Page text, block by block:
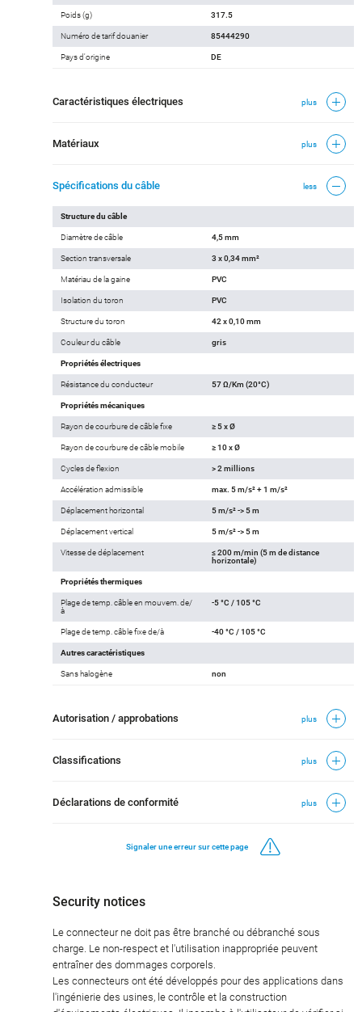
Poids (g) 317.5
Numéro de tarif douanier 85444290
Pays d'origine DE
Caractéristiques électriques plus
Matériaux plus
Spécifications du câble less
Structure du câble
Diamètre de câble 4,5 mm
Section transversale 3 x 0,34 mm²
Matériau de la gaine PVC
Isolation du toron PVC
Structure du toron 42 x 0,10 mm
Couleur du câble gris
Propriétés électriques
Résistance du conducteur 57 Ω/Km (20°C)
Propriétés mécaniques
Rayon de courbure de câble fixe ≥ 5 x Ø
Rayon de courbure de câble mobile ≥ 10 x Ø
Cycles de flexion > 2 millions
Accélération admissible max. 5 m/s² + 1 m/s²
Déplacement horizontal 5 m/s² -> 5 m
Déplacement vertical 5 m/s² -> 5 m
Vitesse de déplacement
≤ 200 m/min (5 m de distance
horizontale)
Propriétés thermiques
Plage de temp. câble en mouvem. de/
à
-5 °C / 105 °C
Plage de temp. câble fixe de/à -40 °C / 105 °C
Autres caractéristiques
Sans halogène non
Autorisation / approbations plus
Classifications plus
Déclarations de conformité plus
Signaler une erreur sur cette page
Security notices
Le connecteur ne doit pas être branché ou débranché sous
charge. Le non-respect et l'utilisation inappropriée peuvent
entraîner des dommages corporels.
Les connecteurs ont été développés pour des applications dans
l'ingénierie des usines, le contrôle et la construction